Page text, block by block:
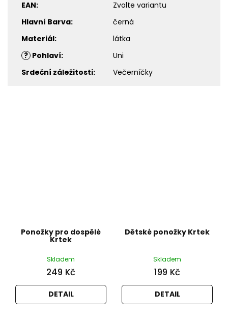
EAN:
Zvolte variantu
Hlavní Barva:
černá
Materiál:
látka
? Pohlaví:
Uni
Srdeční záležitosti: Večerníčky
Ponožky pro dospělé
Krtek
Skladem
249 Kč
DETAIL
Dětské ponožky Krtek
Skladem
199 Kč
DETAIL